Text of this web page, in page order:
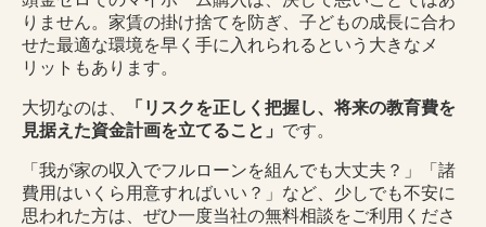
りません。家賃の掛け捨てを防ぎ、子どもの成長に合わ
せた最適な環境を早く手に入れられるという大きなメ
リットもあります。
大切なのは、
「リスクを正しく把握し、将来の教育費を
見据えた資金計画を立てること」 です。
「我が家の収入でフルローンを組んでも大丈夫？」「諸
費用はいくら用意すればいい？」など、少しでも不安に
思われた方は、ぜひ一度当社の無料相談をご利用くださ